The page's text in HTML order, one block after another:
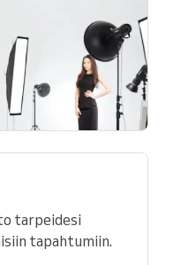
tarpeidesi
tapahtumiin.